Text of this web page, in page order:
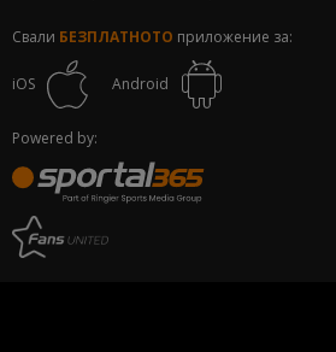
Свали БЕЗПЛАТНОТО приложение за:
iOS Android
Powered by: